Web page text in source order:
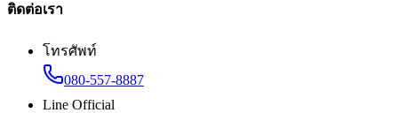
ติดต่อเรา
โทรศัพท์
080-557-8887
Line Official